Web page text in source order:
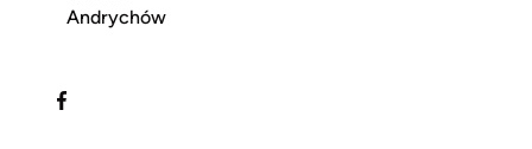
Andrychów